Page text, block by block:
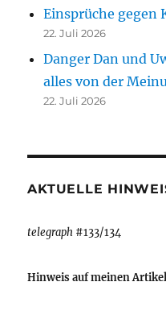
Einsprüche
22. Juli 2026
Danger Dan und
alles von der
22. Juli 2026
AKTUELLE
telegraph #133/134
Hinweis auf meinen